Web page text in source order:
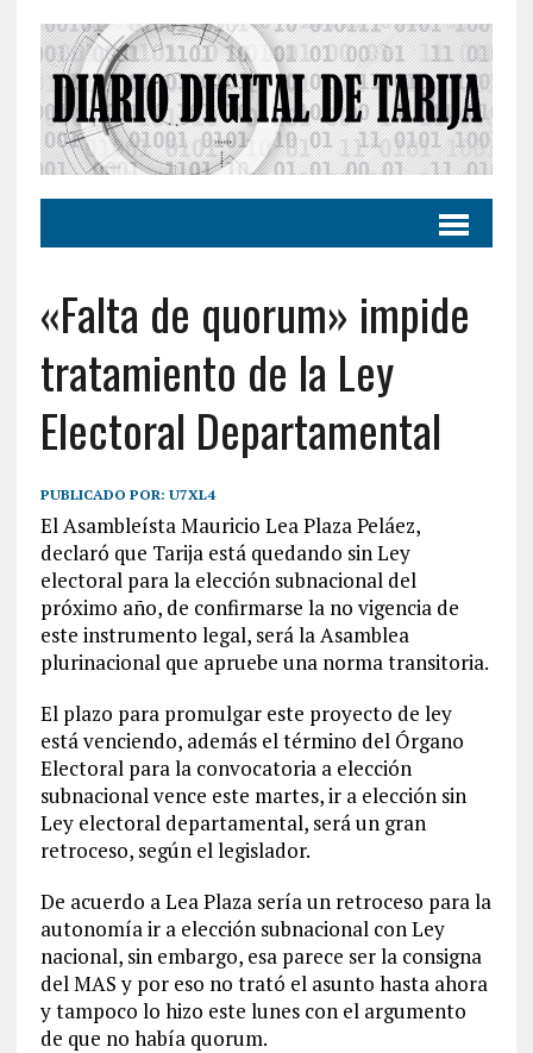
«Falta de quorum» impide
tratamiento de la Ley
Electoral Departamental
PUBLICADO POR: U7XL4
El Asambleísta Mauricio Lea Plaza Peláez,
declaró que Tarija está quedando sin Ley
electoral para la elección subnacional del
próximo año, de confirmarse la no vigencia de
este instrumento legal, será la Asamblea
plurinacional que apruebe una norma transitoria.
El plazo para promulgar este proyecto de ley
está venciendo, además el término del Órgano
Electoral para la convocatoria a elección
subnacional vence este martes, ir a elección sin
Ley electoral departamental, será un gran
retroceso, según el legislador.
De acuerdo a Lea Plaza sería un retroceso para la
autonomía ir a elección subnacional con Ley
nacional, sin embargo, esa parece ser la consigna
del MAS y por eso no trató el asunto hasta ahora
y tampoco lo hizo este lunes con el argumento
de que no había quorum.